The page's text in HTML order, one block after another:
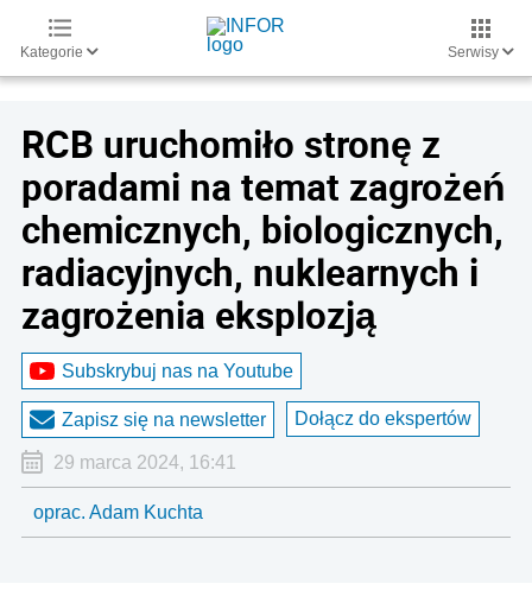
Kategorie Serwisy
RCB uruchomiło stronę z
poradami na temat zagrożeń
chemicznych, biologicznych,
radiacyjnych, nuklearnych i
zagrożenia eksplozją
Subskrybuj nas na Youtube
Zapisz się na newsletter Dołącz do ekspertów
29 marca 2024, 16:41
oprac. Adam Kuchta